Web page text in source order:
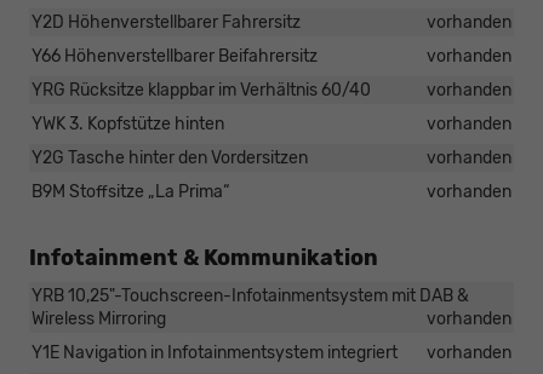
Y2D Höhenverstellbarer Fahrersitz
vorhanden
Y66 Höhenverstellbarer Beifahrersitz
vorhanden
YRG Rücksitze klappbar im Verhältnis 60/40
vorhanden
YWK 3. Kopfstütze hinten
vorhanden
Y2G Tasche hinter den Vordersitzen
vorhanden
B9M Stoffsitze „La Prima“
vorhanden
Infotainment & Kommunikation
YRB 10,25"-Touchscreen-Infotainmentsystem mit DAB &
Wireless Mirroring
vorhanden
Y1E Navigation in Infotainmentsystem integriert
vorhanden